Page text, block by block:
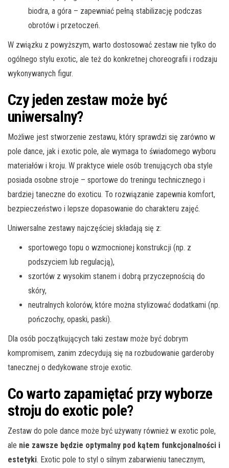
biodra, a góra – zapewniać pełną stabilizację podczas
obrotów i przetoczeń.
W związku z powyższym, warto dostosować zestaw nie tylko do
ogólnego stylu exotic, ale też do konkretnej choreografii i rodzaju
wykonywanych figur.
Czy jeden zestaw może być
uniwersalny?
Możliwe jest stworzenie zestawu, który sprawdzi się zarówno w
pole dance, jak i exotic pole, ale wymaga to świadomego wyboru
materiałów i kroju. W praktyce wiele osób trenujących oba style
posiada osobne stroje – sportowe do treningu technicznego i
bardziej taneczne do exoticu. To rozwiązanie zapewnia komfort,
bezpieczeństwo i lepsze dopasowanie do charakteru zajęć.
Uniwersalne zestawy najczęściej składają się z:
sportowego topu o wzmocnionej konstrukcji (np. z
podszyciem lub regulacją),
szortów z wysokim stanem i dobrą przyczepnością do
skóry,
neutralnych kolorów, które można stylizować dodatkami (np.
pończochy, opaski, paski).
Dla osób początkujących taki zestaw może być dobrym
kompromisem, zanim zdecydują się na rozbudowanie garderoby
tanecznej o dedykowane stroje exotic.
Co warto zapamiętać przy wyborze
stroju do exotic pole?
Zestaw do pole dance może być używany również w exotic pole,
ale nie zawsze będzie optymalny pod kątem funkcjonalności i
estetyki. Exotic pole to styl o silnym zabarwieniu tanecznym,